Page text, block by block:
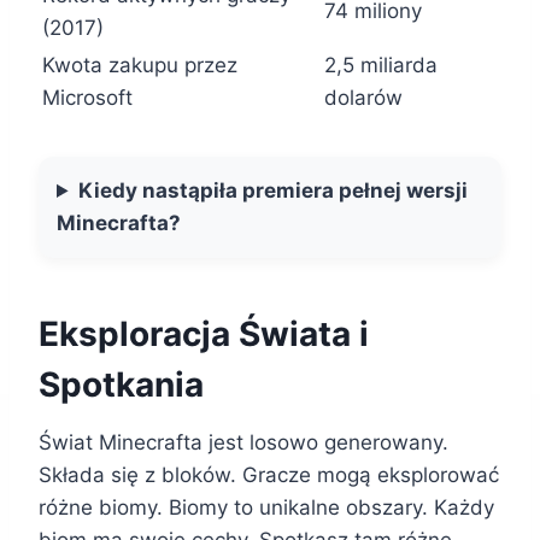
(2017)
74 miliony
Kwota zakupu przez
Microsoft
2,5 miliarda
dolarów
Kiedy nastąpiła premiera pełnej wersji
Minecrafta?
Eksploracja Świata i
Spotkania
Świat Minecrafta jest losowo generowany.
Składa się z bloków. Gracze mogą eksplorować
różne biomy. Biomy to unikalne obszary. Każdy